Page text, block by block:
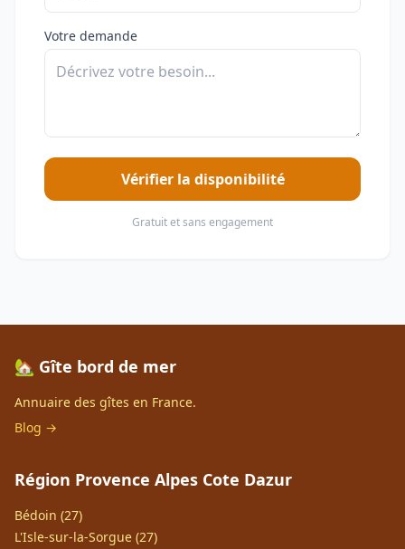
Votre demande
Vérifier la disponibilité
Gratuit et sans engagement
🏡 Gîte bord de mer
Annuaire des gîtes en France.
Blog →
Région Provence Alpes Cote Dazur
Bédoin (27)
L'Isle-sur-la-Sorgue (27)